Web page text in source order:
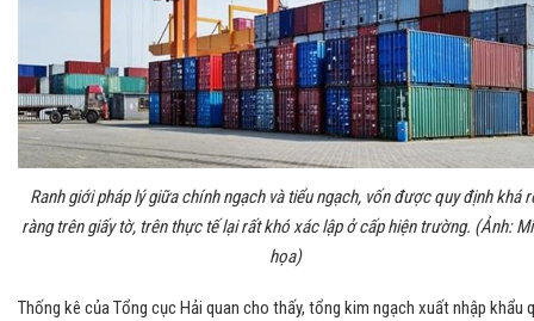
Ranh giới pháp lý giữa chính ngạch và tiểu ngạch, vốn được quy định khá
ràng trên giấy tờ, trên thực tế lại rất khó xác lập ở cấp hiện trường. (Ảnh:
họa)
Thống kê của Tổng cục Hải quan cho thấy, tổng kim ngạch xuất nhập khẩu